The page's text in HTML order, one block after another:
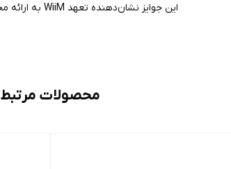
این جوایز نشان‌دهنده تعهد WiiM به ارائه محصولات با کیفیت بالا، طراحی زیبا و عملکرد صوتی پیشرفته است.
محصولات مرتبط